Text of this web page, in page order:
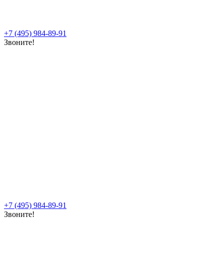
+7 (495) 984-89-91
Звоните!
+7 (495) 984-89-91
Звоните!